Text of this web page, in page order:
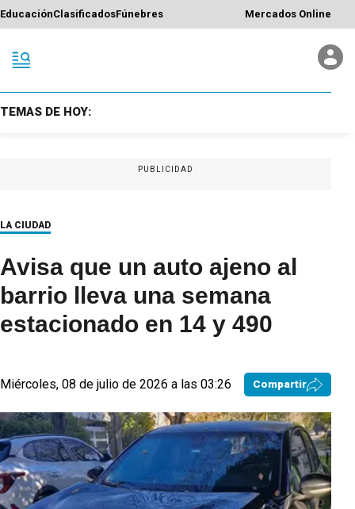
EducaciónClasificadosFúnebres Mercados Online
TEMAS DE HOY:
PUBLICIDAD
LA CIUDAD
Avisa que un auto ajeno al
barrio lleva una semana
estacionado en 14 y 490
Miércoles, 08 de julio de 2026 a las 03:26 Compartir